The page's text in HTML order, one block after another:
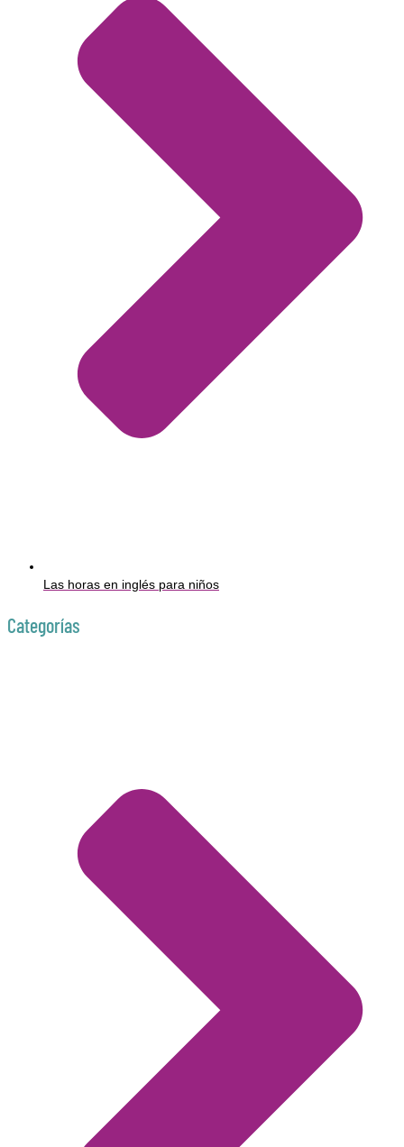
Las horas en inglés para niños
Categorías